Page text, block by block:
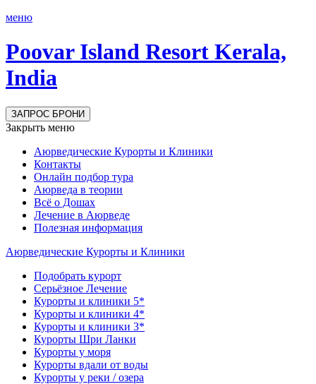
меню
Poovar Island Resort Kerala,
India
ЗАПРОС БРОНИ
Закрыть меню
Аюрведические Курорты и Клиники
Контакты
Онлайн подбор тура
Аюрведа в теории
Всё о Дошах
Лечение в Аюрведе
Полезная информация
Аюрведические Курорты и Клиники
Подобрать курорт
Серьёзное Лечение
Курорты и клиники 5*
Курорты и клиники 4*
Курорты и клиники 3*
Курорты Шри Ланки
Курорты у моря
Курорты вдали от воды
Курорты у реки / озера